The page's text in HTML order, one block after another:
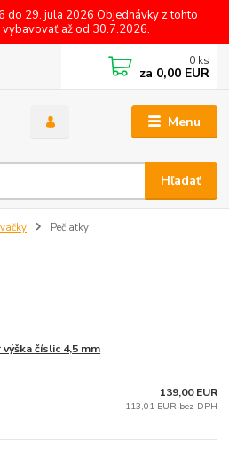
do 29. jula 2026 Objednávky z tohto
až od 30.7.2026.
Menu
Hľadať
0 ks
za 0,00 EUR
Pečiatky
číslic 4,5 mm
139,00 EUR
113,01 EUR bez DPH